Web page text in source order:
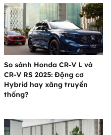
So sánh Honda CR-V L và
CR-V RS 2025: Động cơ
Hybrid hay xăng truyền
thống?